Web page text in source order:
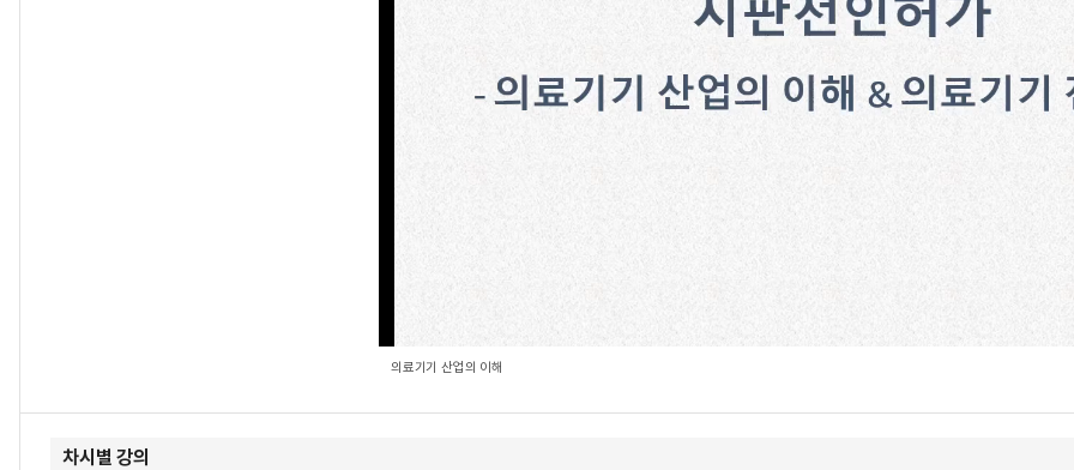
의료기기 산업의 이해
차시별 강의